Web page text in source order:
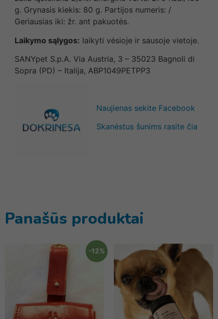
g. Grynasis kiekis: 80 g. Partijos numeris: /
Geriausias iki: žr. ant pakuotės.
Laikymo sąlygos: laikyti vėsioje ir sausoje vietoje.
SANYpet S.p.A. Via Austria, 3 – 35023 Bagnoli di
Sopra (PD) – Italija, ABP1049PETPP3
Naujienas sekite Facebook
Skanėstus šunims rasite čia
Panašūs produktai
-12%